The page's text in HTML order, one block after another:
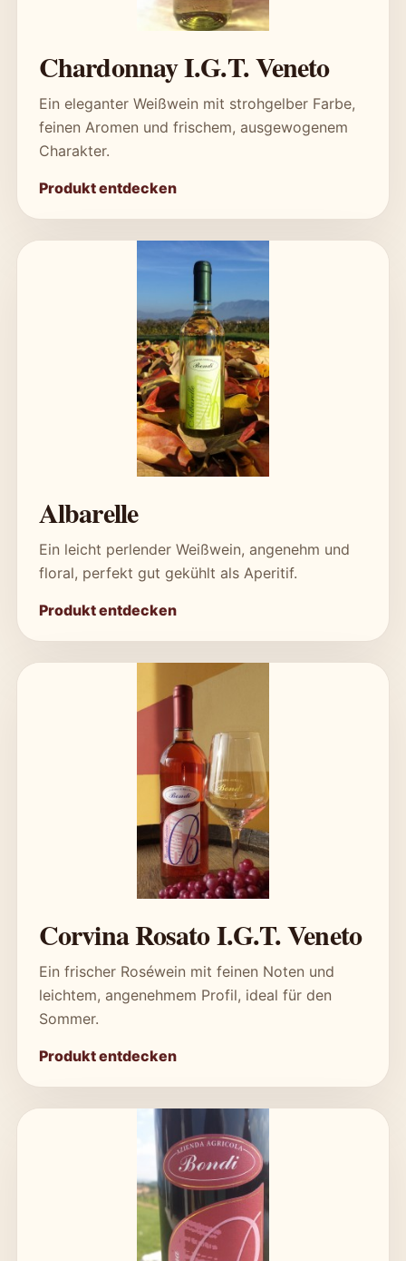
Chardonnay I.G.T. Veneto
Ein eleganter Weißwein mit strohgelber Farbe,
feinen Aromen und frischem, ausgewogenem
Charakter.
Produkt entdecken
Albarelle
Ein leicht perlender Weißwein, angenehm und
floral, perfekt gut gekühlt als Aperitif.
Produkt entdecken
Corvina Rosato I.G.T. Veneto
Ein frischer Roséwein mit feinen Noten und
leichtem, angenehmem Profil, ideal für den
Sommer.
Produkt entdecken